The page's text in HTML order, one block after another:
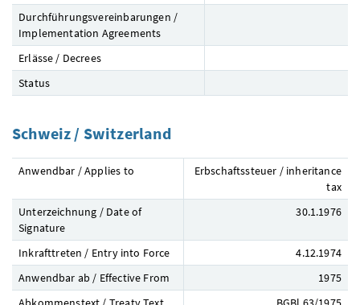
Durchführungsvereinbarungen /
Implementation Agreements
Erlässe / Decrees
Status
Schweiz / Switzerland
Anwendbar / Applies to
Erbschaftssteuer / inheritance
tax
Unterzeichnung / Date of
Signature
30.1.1976
Inkrafttreten / Entry into Force
4.12.1974
Anwendbar ab / Effective From
1975